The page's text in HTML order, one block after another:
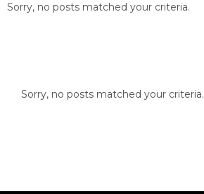
Sorry, no posts matched your criteria.
Sorry, no posts matched your criteria.